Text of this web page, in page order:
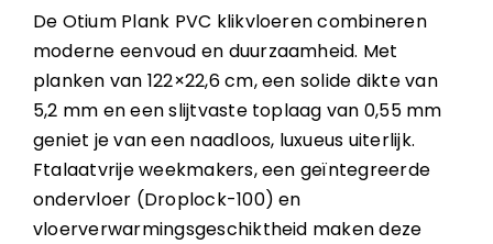
De Otium Plank PVC klikvloeren combineren
moderne eenvoud en duurzaamheid. Met
planken van 122×22,6 cm, een solide dikte van
5,2 mm en een slijtvaste toplaag van 0,55 mm
geniet je van een naadloos, luxueus uiterlijk.
Ftalaatvrije weekmakers, een geïntegreerde
ondervloer (Droplock-100) en
vloerverwarmingsgeschiktheid maken deze